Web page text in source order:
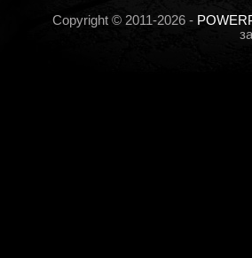
Copyright © 2011-2026 -